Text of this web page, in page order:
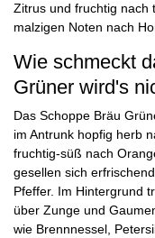
Zitrus und fruchtig nach
malzigen Noten nach
Wie schmeckt
Grüner wird's
Das Schoppe Bräu
im Antrunk hopfig herb
fruchtig-süß nach
gesellen sich
Pfeffer. Im Hintergrund
über Zunge und
wie Brennnessel,